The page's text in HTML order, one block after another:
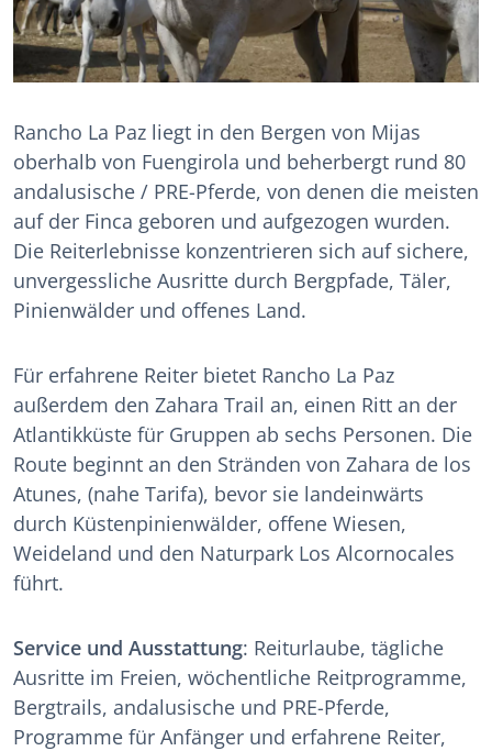
Rancho La Paz liegt in den Bergen von Mijas
oberhalb von Fuengirola und beherbergt rund 80
andalusische / PRE-Pferde, von denen die meisten
auf der Finca geboren und aufgezogen wurden.
Die Reiterlebnisse konzentrieren sich auf sichere,
unvergessliche Ausritte durch Bergpfade, Täler,
Pinienwälder und offenes Land.
Für erfahrene Reiter bietet Rancho La Paz
außerdem den Zahara Trail an, einen Ritt an der
Atlantikküste für Gruppen ab sechs Personen. Die
Route beginnt an den Stränden von Zahara de los
Atunes, (nahe Tarifa), bevor sie landeinwärts
durch Küstenpinienwälder, offene Wiesen,
Weideland und den Naturpark Los Alcornocales
führt.
Service und Ausstattung: Reiturlaube, tägliche
Ausritte im Freien, wöchentliche Reitprogramme,
Bergtrails, andalusische und PRE-Pferde,
Programme für Anfänger und erfahrene Reiter,